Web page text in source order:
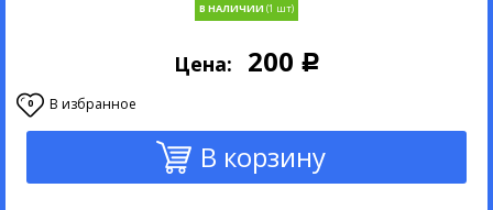
В НАЛИЧИИ
Цена: 200 Р
0 В избранное
В корзину